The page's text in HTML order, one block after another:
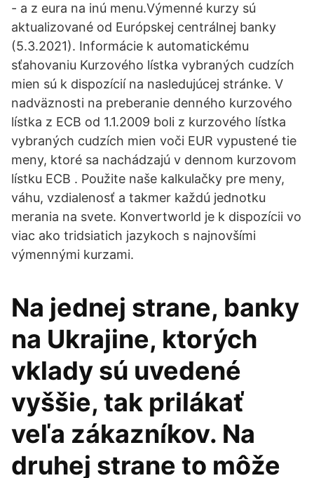
- a z eura na inú menu.Výmenné kurzy sú
aktualizované od Európskej centrálnej banky
(5.3.2021). Informácie k automatickému
sťahovaniu Kurzového lístka vybraných cudzích
mien sú k dispozícií na nasledujúcej stránke. V
nadväznosti na preberanie denného kurzového
lístka z ECB od 1.1.2009 boli z kurzového lístka
vybraných cudzích mien voči EUR vypustené tie
meny, ktoré sa nachádzajú v dennom kurzovom
lístku ECB . Použite naše kalkulačky pre meny,
váhu, vzdialenosť a takmer každú jednotku
merania na svete. Konvertworld je k dispozícii vo
viac ako tridsiatich jazykoch s najnovšími
výmennými kurzami.
Na jednej strane, banky
na Ukrajine, ktorých
vklady sú uvedené
vyššie, tak prilákať
veľa zákazníkov. Na
druhej strane to môže